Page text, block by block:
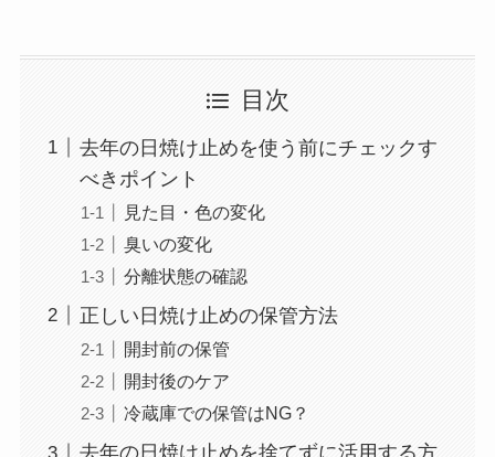
目次
去年の日焼け止めを使う前にチェックす
べきポイント
見た目・色の変化
臭いの変化
分離状態の確認
正しい日焼け止めの保管方法
開封前の保管
開封後のケア
冷蔵庫での保管はNG？